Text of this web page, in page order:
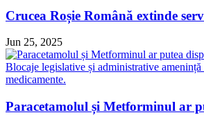
Crucea Roșie Română extinde
Jun 25, 2025
Paracetamolul și Metforminul ar